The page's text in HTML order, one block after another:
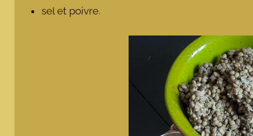
sel et poivre.